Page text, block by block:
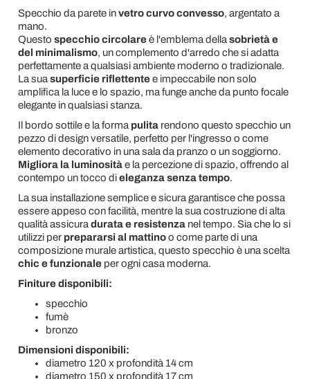
Specchio da parete invetro curvo convesso, argentato a
mano.
Questo specchio circolareè l'emblema della sobrietà e
del minimalismo, un complemento d'arredo che si adatta
perfettamente a qualsiasi ambiente moderno o tradizionale.
La sua superficie riflettentee impeccabile non solo
amplifica la luce e lo spazio, ma funge anche da punto focale
elegante in qualsiasi stanza.
Il bordo sottile e la forma pulitarendono questo specchio un
pezzo di design versatile, perfetto per l'ingresso o come
elemento decorativo in una sala da pranzo o un soggiorno.
Migliora la luminositàe la percezione di spazio, offrendo al
contempo un tocco dieleganza senza tempo.
La sua installazione semplice e sicura garantisce che possa
essere appeso con facilità, mentre la sua costruzione di alta
qualità assicura durata e resistenzanel tempo. Sia che lo si
utilizzi per prepararsi al mattinoo come parte di una
composizione murale artistica, questo specchio è una scelta
chic e funzionaleper ogni casa moderna.
Finiture disponibili:
specchio
fumè
bronzo
Dimensioni disponibili:
diametro 120 x profondità 14 cm
diametro 150 x profondità 17 cm